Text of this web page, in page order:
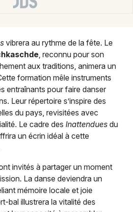
Grand Est
vibrera au rythme de la fête. Le
, reconnu pour son
aux traditions, animera un
formation mêle instruments
entraînants pour faire danser
Leur répertoire s’inspire des
du pays, revisitées avec
Le cadre des Inattendues du
un écrin idéal à cette
invités à partager un moment
La danse deviendra un
mémoire locale et joie
bal illustrera la vitalité des